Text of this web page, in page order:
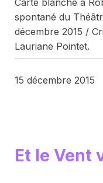
Carte blanche à
spontané du
décembre 2015 /
Lauriane Pointet.
15 décembre 2015
Et le Vent